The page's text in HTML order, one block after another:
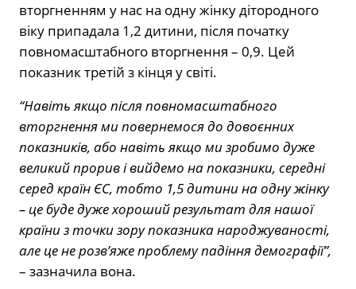
вторгненням у нас на одну жінку дітородного
віку припадала 1,2 дитини, після початку
повномасштабного вторгнення – 0,9. Цей
показник третій з кінця у світі.
“Навіть якщо після повномасштабного
вторгнення ми повернемося до довоєнних
показників, або навіть якщо ми зробимо дуже
великий прорив і вийдемо на показники, середні
серед країн ЄС, тобто 1,5 дитини на одну жінку
– це буде дуже хороший результат для нашої
країни з точки зору показника народжуваності,
але це не розв’яже проблему падіння демографії”,
– зазначила вона.